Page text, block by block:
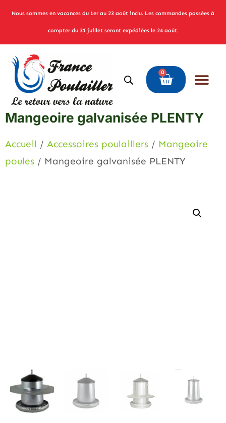
Nous sommes en vacances du 1er au 23 août inclu. Les commandes passées à
compter du 31 juillet seront expédiées le 24 août.
0
Mangeoire galvanisée PLENTY
Accueil / Accessoires poulaillers / Mangeoire
poules / Mangeoire galvanisée PLENTY